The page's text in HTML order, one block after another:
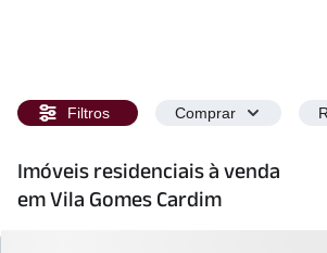
Filtros Comprar
Imóveis residenciais à venda
em Vila Gomes Cardim